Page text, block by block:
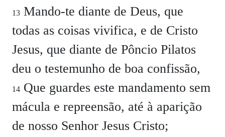
13 Mando-te diante de Deus, que
todas as coisas vivifica, e de Cristo
Jesus, que diante de Pôncio Pilatos
deu o testemunho de boa confissão,
14 Que guardes este mandamento sem
mácula e repreensão, até à aparição
de nosso Senhor Jesus Cristo;